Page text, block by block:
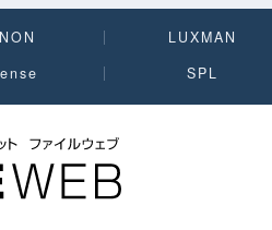
LUXMAN
SPL